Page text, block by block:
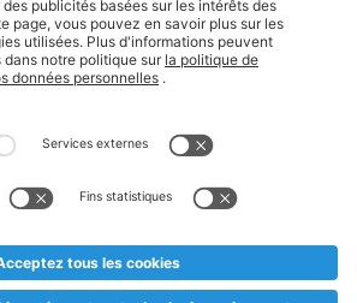
et mentions légales
temporairement et jusqu'à
bien étudié, nous serions
de stock. Prix Recupel et TVA incl.
de la forme masculine a été adoptée